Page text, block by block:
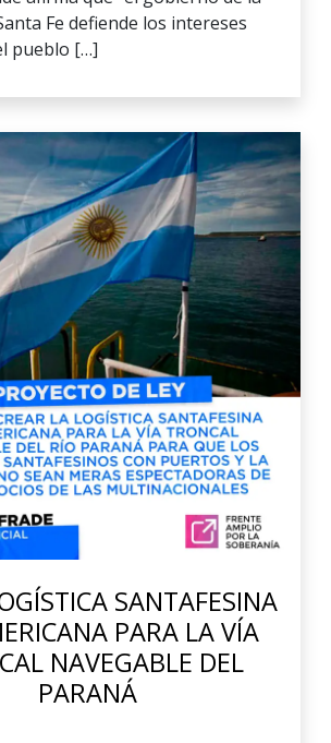
Fe defiende los intereses
pueblo […]
SANTAFESINA
PARA LA VÍA
NAVEGABLE DEL
PARANÁ